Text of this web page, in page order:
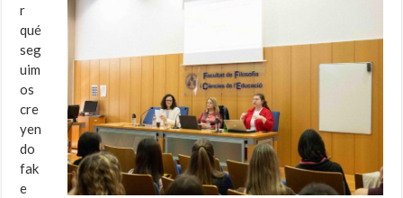
r
qué
seg
uim
os
cre
yen
do
fak
e